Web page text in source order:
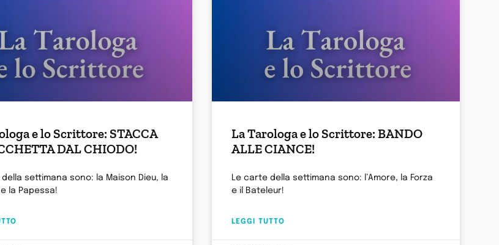
e lo Scrittore: STACCA
DAL CHIODO!
della settimana sono: la Maison Dieu, la
la Papessa!
La Tarologa e lo Scrittore: BANDO
ALLE CIANCE!
Le carte della settimana sono: l’Amore, la Forza
e il Bateleur!
LEGGI TUTTO